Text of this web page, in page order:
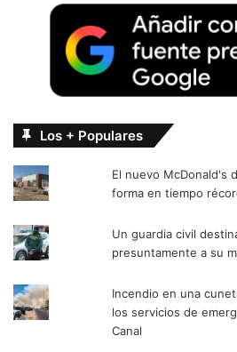
Los + Populares
El nuevo McDonald's
forma en tiempo
Un guardia civil
presuntamente a su
Incendio en una
los servicios de
Canal